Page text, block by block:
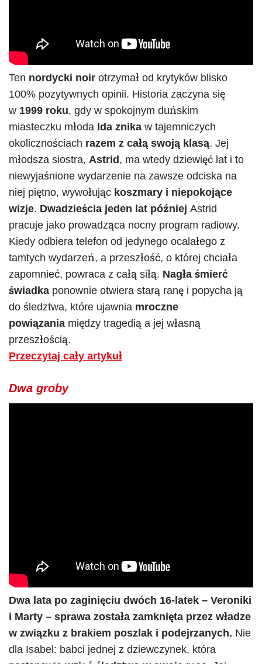
Ten nordycki noir otrzymał od krytyków blisko
100% pozytywnych opinii. Historia zaczyna się
w 1999 roku, gdy w spokojnym duńskim
miasteczku młoda Ida znika w tajemniczych
okolicznościach razem z całą swoją klasą. Jej
młodsza siostra, Astrid , ma wtedy dziewięć lat i to
niewyjaśnione wydarzenie na zawsze odciska na
niej piętno, wywołując koszmary i niepokojące
wizje. Dwadzieścia jeden lat później Astrid
pracuje jako prowadząca nocny program radiowy.
Kiedy odbiera telefon od jedynego ocalałego z
tamtych wydarzeń, a przeszłość, o której chciała
zapomnieć, powraca z całą siłą. Nagła śmierć
świadka ponownie otwiera starą ranę i popycha ją
do śledztwa, które ujawnia mroczne
powiązania między tragedią a jej własną
przeszłością.
Przeczytaj cały artykuł
Dwa groby
Dwa lata po zaginięciu dwóch 16-latek – Veroniki
i Marty – sprawa została zamknięta przez władze
w związku z brakiem poszlak i podejrzanych. Nie
dla Isabel: babci jednej z dziewczynek, która